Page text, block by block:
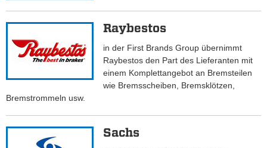
Raybestos
in der First Brands Group übernimmt
Raybestos den Part des Lieferanten mit
einem Komplettangebot an Bremsteilen
wie Bremsscheiben, Bremsklötzen,
Bremstrommeln usw.
Sachs